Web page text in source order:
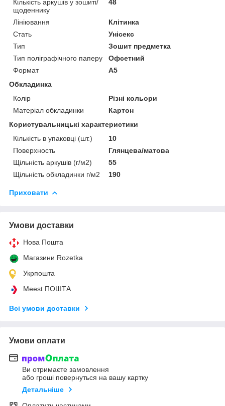
Кількість аркушів у зошиті/
щоденнику
48
Лініювання
Клітинка
Стать
Унісекс
Тип
Зошит предметка
Тип поліграфічного паперу
Офсетний
Формат
A5
Обкладинка
Колір
Різні кольори
Матеріал обкладинки
Картон
Користувальницькі характеристики
Кількість в упаковці (шт.)
10
Поверхность
Глянцева/матова
Щільність аркушів (г/м2)
55
Щільність обкладинки г/м2
190
Приховати
Умови доставки
Нова Пошта
Магазини Rozetka
Укрпошта
Meest ПОШТА
Всі умови доставки
Умови оплати
Ви отримаєте замовлення
або гроші повернуться на вашу картку
Детальніше